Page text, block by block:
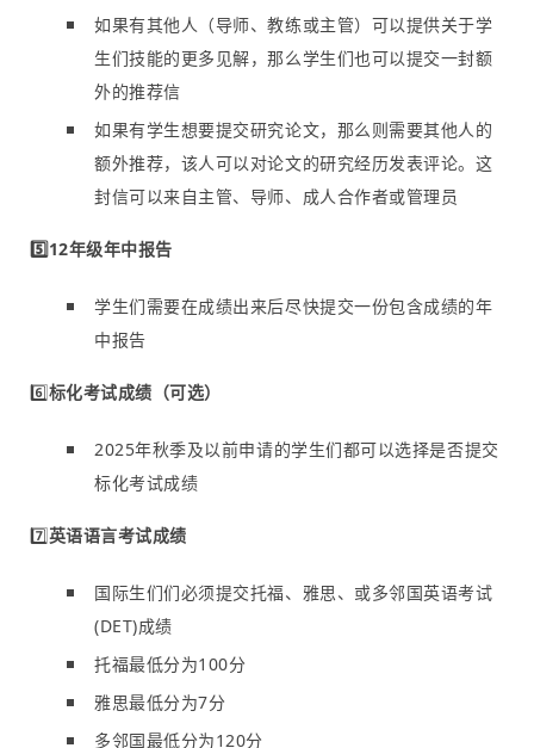
如果有其他人（导师、教练或主管）可以提供关于学
生们技能的更多见解，那么学生们也可以提交一封额
外的推荐信
如果有学生想要提交研究论文，那么则需要其他人的
额外推荐，该人可以对论文的研究经历发表评论。这
封信可以来自主管、导师、成人合作者或管理员
5️⃣12年级年中报告
学生们需要在成绩出来后尽快提交一份包含成绩的年
中报告
6️⃣标化考试成绩（可选）
2025年秋季及以前申请的学生们都可以选择是否提交
标化考试成绩
7️⃣英语语言考试成绩
国际生们们必须提交托福、雅思、或多邻国英语考试
(DET)成绩
托福最低分为100分
雅思最低分为7分
多邻国最低分为120分